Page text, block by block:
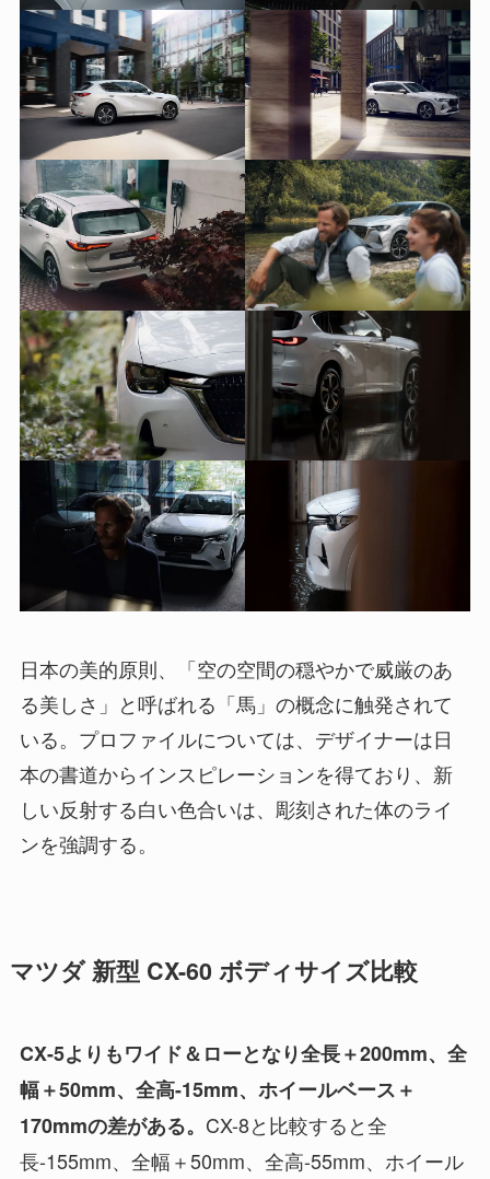
日本の美的原則、「空の空間の穏やかで威厳のあ
る美しさ」と呼ばれる「馬」の概念に触発されて
いる。プロファイルについては、デザイナーは日
本の書道からインスピレーションを得ており、新
しい反射する白い色合いは、彫刻された体のライ
ンを強調する。
マツダ 新型 CX-60 ボディサイズ比較
CX-5よりもワイド＆ローとなり全長＋200mm、全
幅＋50mm、全高-15mm、ホイールベース＋
170mmの差がある。 CX-8と比較すると全
長-155mm、全幅＋50mm、全高-55mm、ホイール